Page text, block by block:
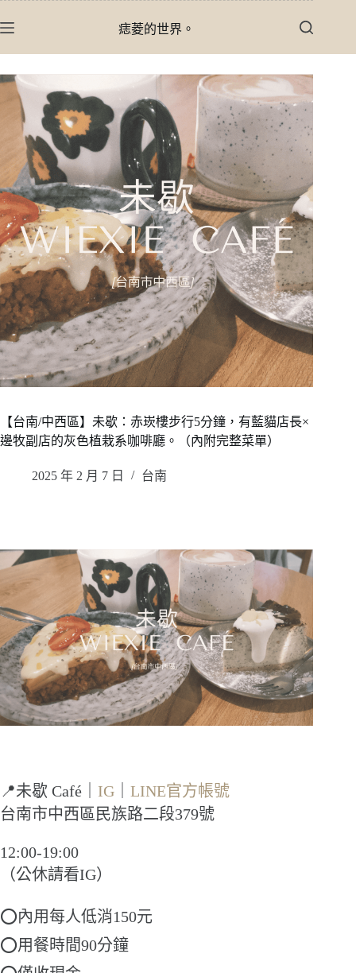
至
內
痣菱的世界。
【台南/中西區】未歇：赤崁樓步行5分鐘，有藍貓店長×
邊牧副店的灰色植栽系咖啡廳。（內附完整菜單）
2025 年 2 月 7 日 台南
📍未歇 Café｜ IG
LINE官方帳號
台南市中西區民族路二段379號
12:00-19:00
（公休請看IG）
⭕內用每人低消150元
⭕用餐時間90分鐘